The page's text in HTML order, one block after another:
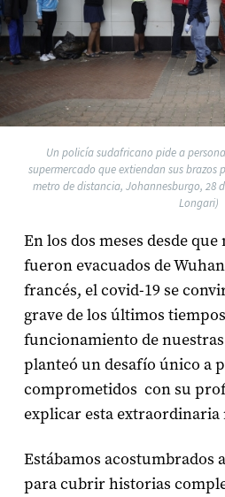
Un policía sudafricano pide a
supermercado que extiendan sus brazos
metro de distancia, Johannesburgo, 28
Longari)
En los dos meses desde
fueron evacuados de
francés, el covid-19 se
grave de los últimos
funcionamiento de nuestras
planteó un desafío único a
comprometidos con su
explicar esta extraordinaria
Estábamos acostumbrados
para cubrir historias